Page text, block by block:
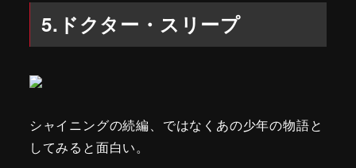
5.ドクター・スリープ
シャイニングの続編、ではなくあの少年の物語と
してみると面白い。